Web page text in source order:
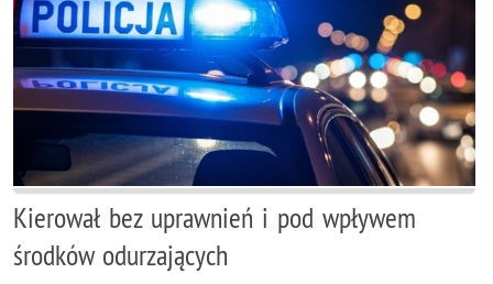
Kierował bez uprawnień i pod wpływem
środków odurzających